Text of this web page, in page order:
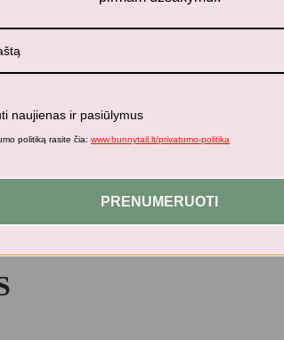
naujienas ir pasiūlymus
politiką rasite čia: www.bunnytail.lt/privatumo-politika
PRENUMERUOTI